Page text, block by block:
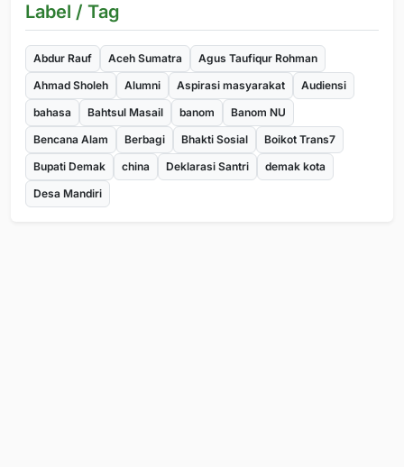
Label / Tag
Abdur Rauf Aceh Sumatra
Agus Taufiqur Rohman
Ahmad Sholeh
Alumni Aspirasi masyarakat
Audiensi
bahasa
Bahtsul Masail banom
Banom NU
Bencana Alam
Berbagi Bhakti Sosial
Boikot Trans7
Bupati Demak
china Deklarasi Santri
demak kota
Desa Mandiri